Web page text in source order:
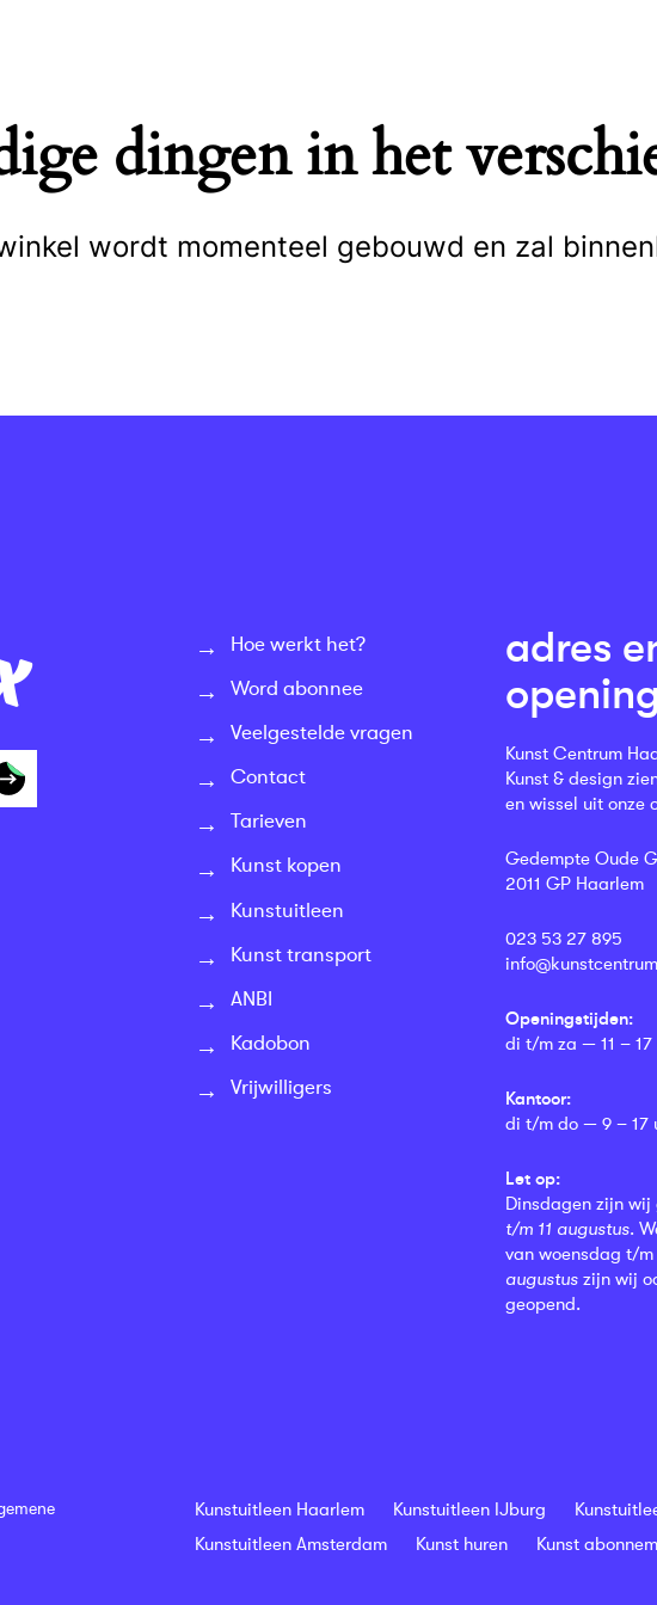
dingen in het
wordt momenteel gebouwd en zal
Hoe werkt het?
Word abonnee
Veelgestelde vragen
Contact
Tarieven
Kunst kopen
Kunstuitleen
Kunst transport
ANBI
Kadobon
Vrijwilligers
adres
Kunst Centrum
Kunst & design
en wissel uit onze
Gedempte Oude
2011 GP Haarlem
023 53 27 895
Openingstijden:
di t/m za — 11 – 17
Kantoor:
di t/m do — 9 – 17
Let op:
Dinsdagen zijn wij
t/m 11 augustus.
van woensdag t/
augustus zijn wij
geopend.
Kunstuitleen Haarlem Kunstuitleen IJburg
Kunstuitleen Amsterdam
Kunst huren Kunst